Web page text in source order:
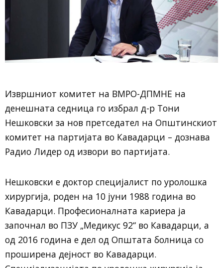
Извршниот комитет на ВМРО-ДПМНЕ на
денешната седница го избрал д-р Тони
Нешковски за нов претседател на Општинскиот
комитет на партијата во Кавадарци – дознава
Радио Лидер од извори во партијата.
Нешковски е доктор специјалист по уролошка
хирургија, роден на 10 јуни 1988 година во
Кавадарци. Професионалната кариера ја
започнал во ПЗУ „Медикус 92“ во Кавадарци, а
од 2016 година е дел од Општата болница со
проширена дејност во Кавадарци.